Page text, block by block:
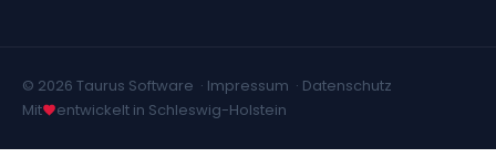
© 2026 Taurus Software · Impressum · Datenschutz
Mit
entwickelt in Schleswig-Holstein